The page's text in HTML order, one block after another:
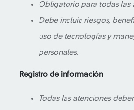
Obligatorio para todas las
Debe incluir: riesgos,
uso de tecnologías y
personales.
Registro de información
Todas las atenciones